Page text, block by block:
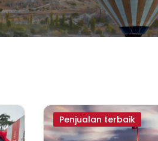
Penjualan terbaik